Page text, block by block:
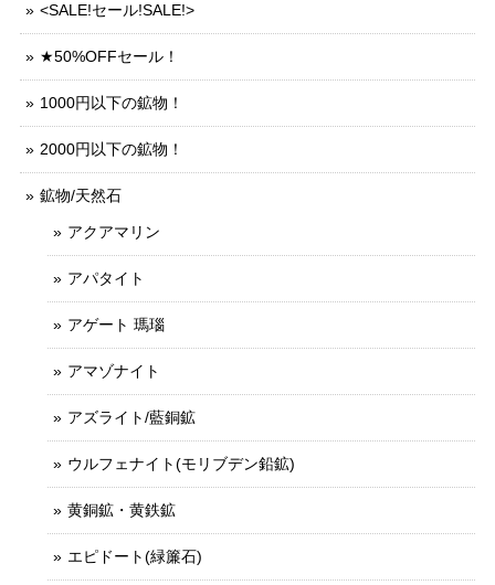
<SALE!セール!SALE!>
★50%OFFセール！
1000円以下の鉱物！
2000円以下の鉱物！
鉱物/天然石
アクアマリン
アパタイト
アゲート 瑪瑙
アマゾナイト
アズライト/藍銅鉱
ウルフェナイト(モリブデン鉛鉱)
黄銅鉱・黄鉄鉱
エピドート(緑簾石)